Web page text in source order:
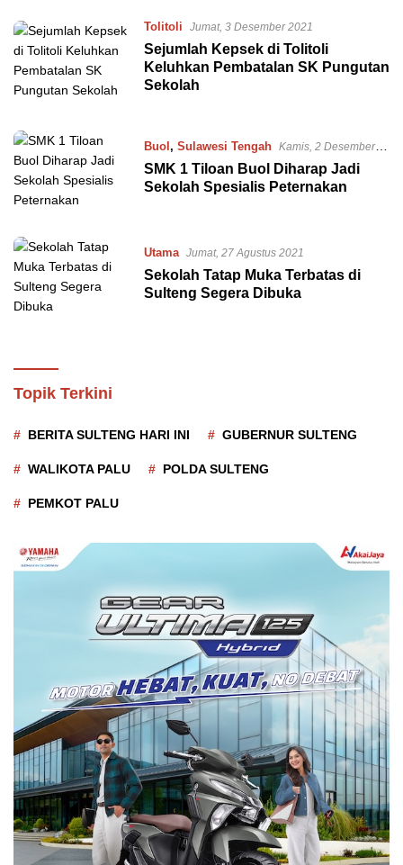
Tolitoli Jumat, 3 Desember 2021
Sejumlah Kepsek di Tolitoli
Keluhkan Pembatalan SK Pungutan
Sekolah
Buol , Sulawesi Tengah
Kamis, 2 Desember
2021
SMK 1 Tiloan Buol Diharap Jadi
Sekolah Spesialis Peternakan
Utama Jumat, 27 Agustus 2021
Sekolah Tatap Muka Terbatas di
Sulteng Segera Dibuka
Topik Terkini
BERITA SULTENG HARI INI GUBERNUR SULTENG
WALIKOTA PALU POLDA SULTENG
PEMKOT PALU